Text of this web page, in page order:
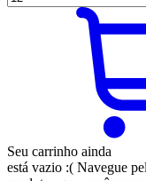
Seu carrinho ainda
está vazio :( Navegue